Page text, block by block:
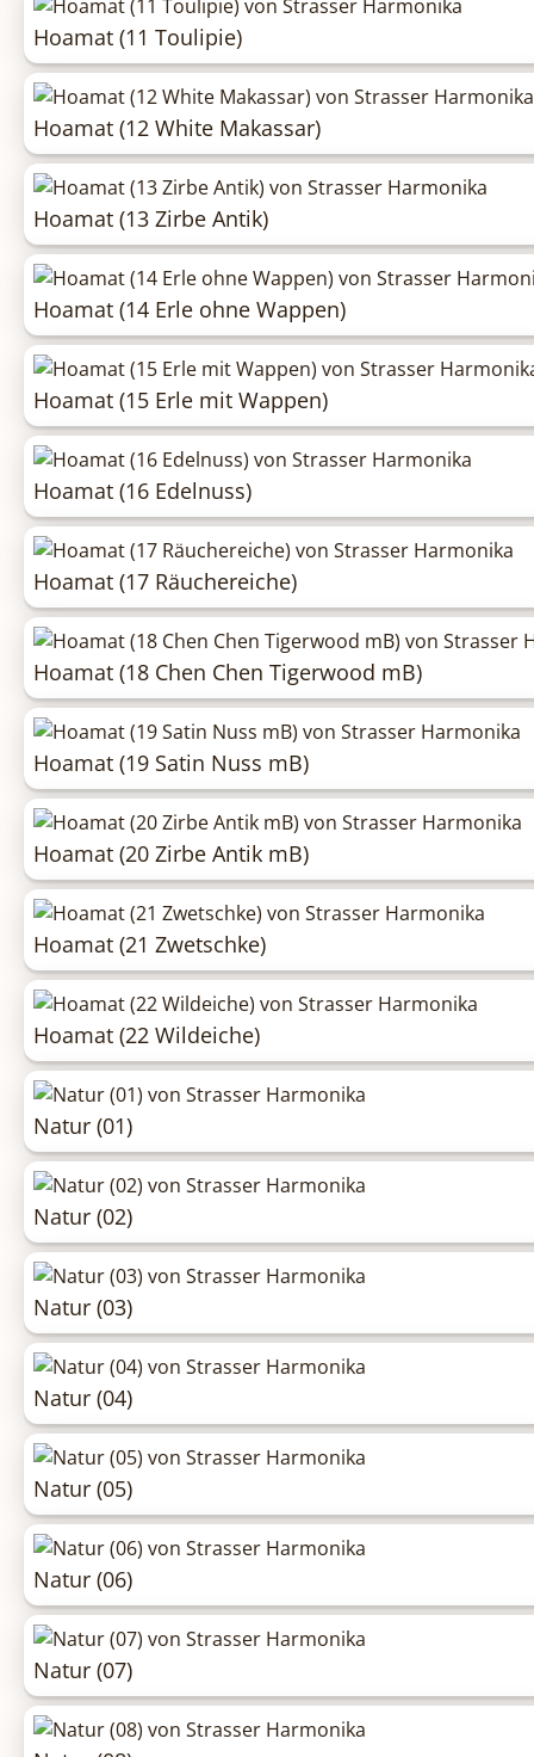
Hoamat (11 Toulipie)
Hoamat (12 White Makassar)
Hoamat (13 Zirbe Antik)
Hoamat (14 Erle ohne Wappen)
Hoamat (15 Erle mit Wappen)
Hoamat (16 Edelnuss)
Hoamat (17 Räuchereiche)
Hoamat (18 Chen Chen Tigerwood mB)
Hoamat (19 Satin Nuss mB)
Hoamat (20 Zirbe Antik mB)
Hoamat (21 Zwetschke)
Hoamat (22 Wildeiche)
Natur (01)
Natur (02)
Natur (03)
Natur (04)
Natur (05)
Natur (06)
Natur (07)